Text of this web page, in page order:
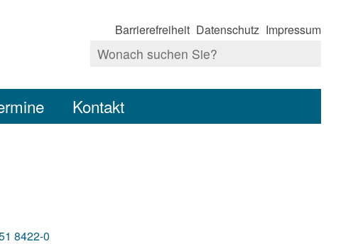
Barrierefreiheit Datenschutz Impressum
Kontakt
8422-0